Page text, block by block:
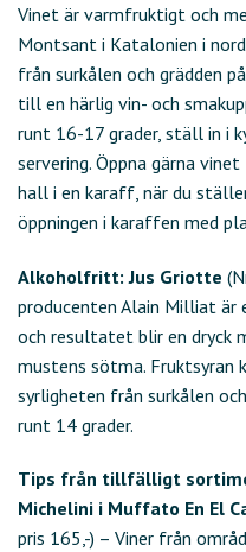
Vinet är varmfruktigt och
Montsant i Katalonien i
från surkålen och grädden
till en härlig vin- och
runt 16-17 grader, ställ in i
servering. Öppna gärna
hall i en karaff, när du
öppningen i karaffen med
Alkoholfritt: Jus Griotte
producenten Alain Milliat
och resultatet blir en dryck
mustens sötma. Fruktsyran
syrligheten från surkålen
runt 14 grader.
Tips från tillfälligt
Michelini i Muffato En El
pris 165,-) – Viner från